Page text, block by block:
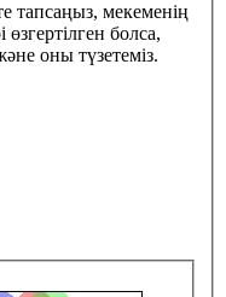
тапсаңыз, мекеменің
болса,
оны түзетеміз.